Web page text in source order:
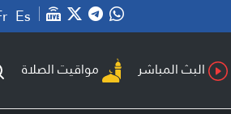
Es
البث المباشر مواقيت الصلاة